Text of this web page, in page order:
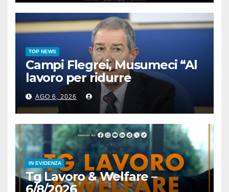
TOP NEWS
Campi Flegrei, Musumeci “Al
lavoro per ridurre
l’esposizione al rischio”
AGO 6, 2026
IN EVIDENZA
Tg Lavoro & Welfare –